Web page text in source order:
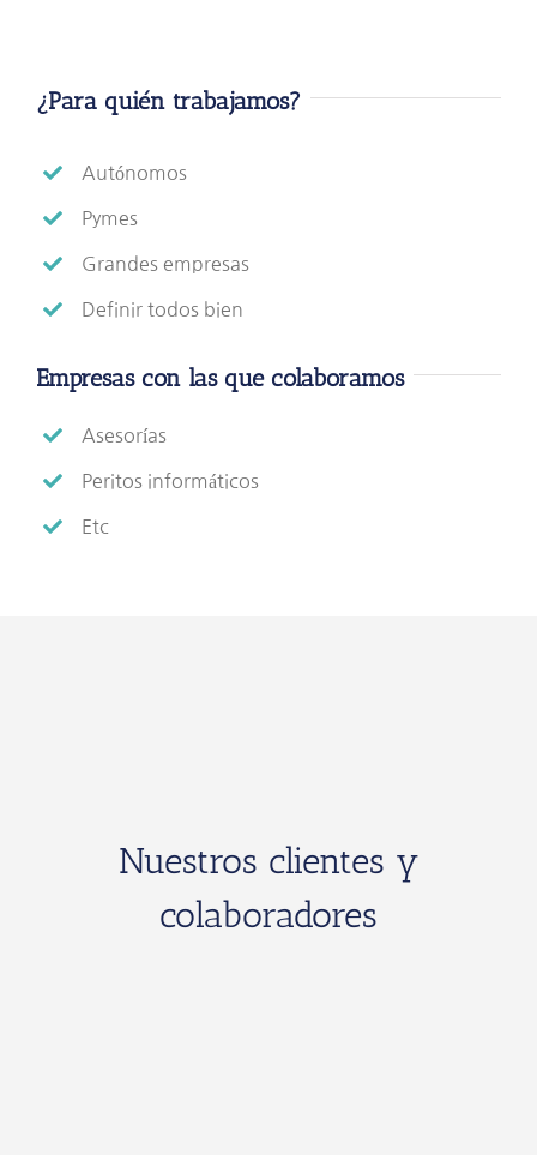
¿Para quién trabajamos?
Autónomos
Pymes
Grandes empresas
Definir todos bien
Empresas con las que colaboramos
Asesorías
Peritos informáticos
Etc
Nuestros clientes y
colaboradores